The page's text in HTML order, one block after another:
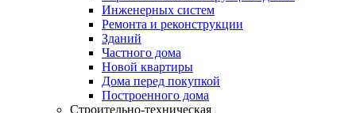
Инженерных систем
Ремонта и реконструкции
Зданий
Частного дома
Новой квартиры
Дома перед покупкой
Построенного дома
Строительно-техническая